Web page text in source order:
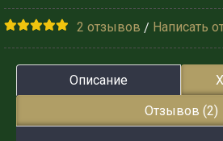
2 отзывов / Написать
Описание
Отзывов (2)